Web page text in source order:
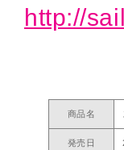
http://
商品名
発売日